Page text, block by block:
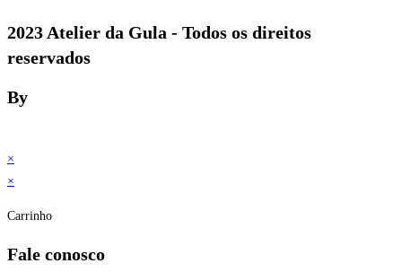
2023 Atelier da Gula - Todos os direitos
reservados
By
×
×
Carrinho
Fale conosco